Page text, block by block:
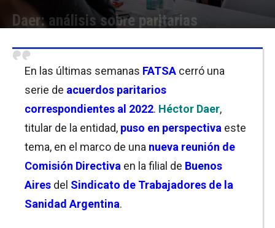
Daer: análisis sobre paritarias
En las últimas semanas FATSA cerró una
serie de acuerdos paritarios
correspondientes al 2022. Héctor Daer,
titular de la entidad, puso en perspectiva este
tema, en el marco de una nueva reunión de
Comisión Directiva en la filial de Buenos
Aires del Sindicato de Trabajadores de la
Sanidad Argentina.